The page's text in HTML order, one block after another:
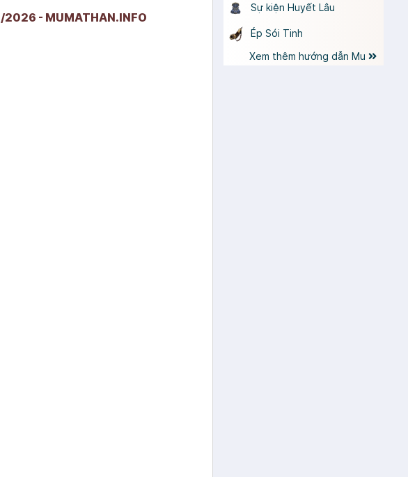
2026 - MUMATHAN.INFO
Sự kiện Huyết Lâu
Ép Sói Tinh
Xem thêm hướng dẫn Mu